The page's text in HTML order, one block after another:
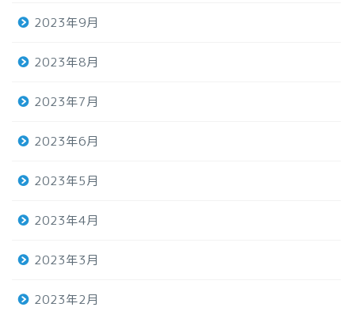
2023年9月
2023年8月
2023年7月
2023年6月
2023年5月
2023年4月
2023年3月
2023年2月